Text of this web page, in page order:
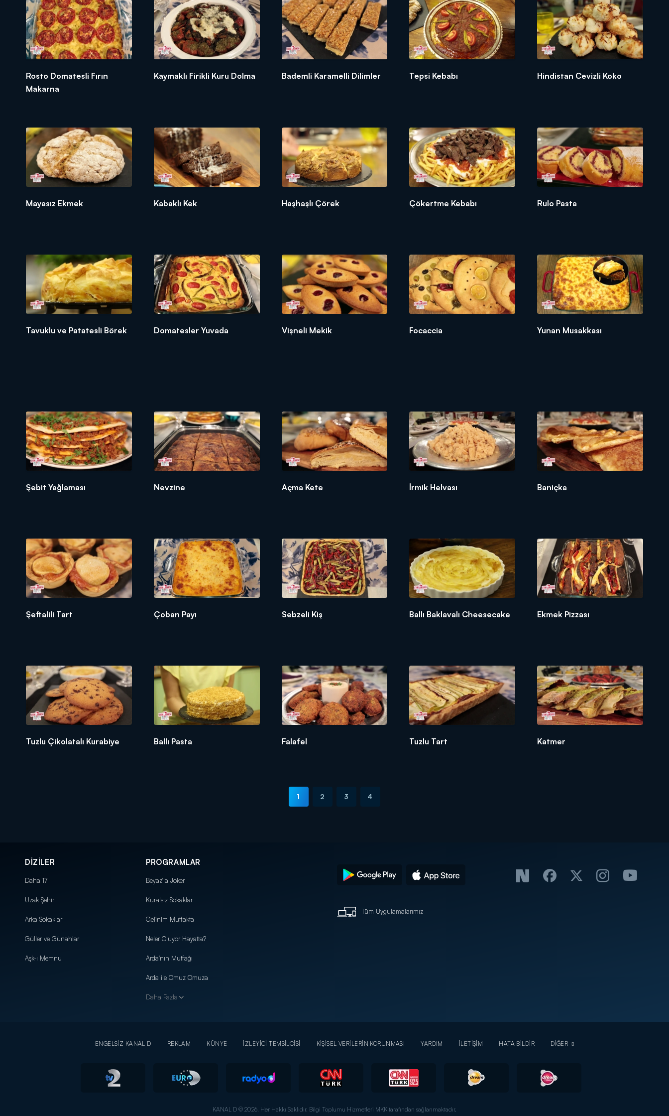
5 Yemek Kaşığı Şeker
3 Adet Yumurta
Üzeri İçin:
1 Bardak Bitter Çikolata
Rosto Domatesli Fırın
Makarna
Kaymaklı Firikli Kuru Dolma Bademli Karamelli Dilimler Tepsi Kebabı Hindistan Cevizli Koko
Mayasız Ekmek Kabaklı Kek Haşhaşlı Çörek Çökertme Kebabı Rulo Pasta
Tavuklu ve Patatesli Börek Domatesler Yuvada Vişneli Mekik Focaccia Yunan Musakkası
Şebit Yağlaması Nevzine Açma Kete İrmik Helvası Baniçka
Şeftalili Tart Çoban Payı Sebzeli Kiş Ballı Baklavalı Cheesecake Ekmek Pizzası
Tuzlu Çikolatalı Kurabiye Ballı Pasta Falafel Tuzlu Tart Katmer
1 2 3 4
DİZİLER
Daha 17
Uzak Şehir
Arka Sokaklar
Güller ve Günahlar
Aşk-ı Memnu
PROGRAMLAR
Beyaz'la Joker
Kuralsız Sokaklar
Gelinim Mutfakta
Neler Oluyor Hayatta?
Arda'nın Mutfağı
Arda ile Omuz Omuza
Daha Fazla
Tüm Uygulamalarımız
ENGELSİZ KANAL D REKLAM KÜNYE İZLEYİCİ TEMSİLCİSİ KİŞİSEL VERİLERİN KORUNMASI YARDIM İLETİŞİM HATA BİLDİR DİĞER
KANAL D © 2026. Her Hakkı Saklıdır. Bilgi Toplumu Hizmetleri MKK tarafından sağlanmaktadır.